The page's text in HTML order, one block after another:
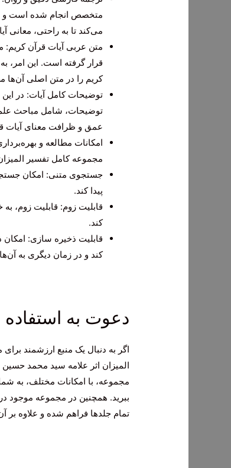
متخصص انجام شده است و از
می‌کند تا به راحتی، معانی
متن عربی آیات قرآن کریم:
قرار گرفته است. این امر،
کریم را در متن اصلی آن‌ها
توضیحات کامل آیات: در
توضیحات، شامل مباحث
عمق و ظرافت معنای آیات
امکانات مطالعه و
مجموعه کامل تفسیر
جستجوی متنی: امکان
پیدا کند.
قابلیت زوم: قابلیت زوم،
کند.
قابلیت ذخیره سازی: امکان
کند و در زمان دیگری به
دعوت به استفاده
اگر به دنبال یک منبع ارزشمند
المیزان اثر علامه سید محمد
مجموعه، با امکانات مختلف، به
ببرید. همچنین در مجموعه موجود
تمام جلدها فراهم شده و علاوه